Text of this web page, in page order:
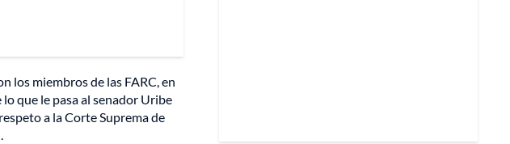
los miembros de las FARC, en
que le pasa al senador Uribe
a la Corte Suprema de